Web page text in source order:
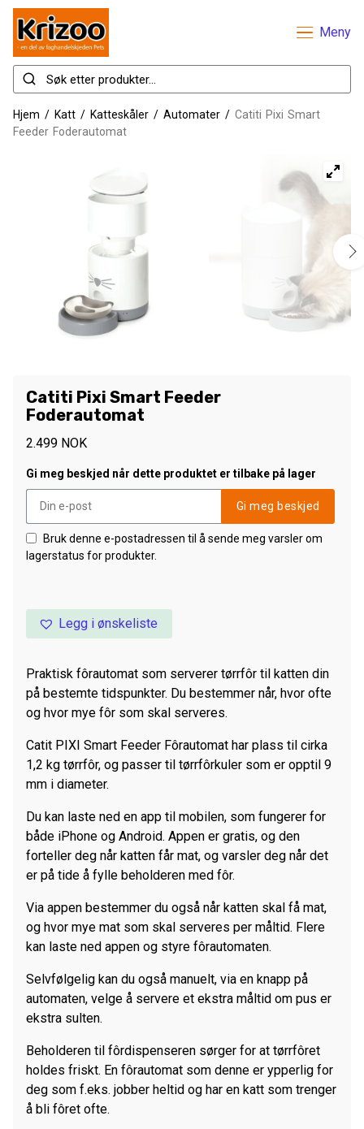
Meny
Hjem / Katt / Katteskåler / Automater / Catiti Pixi Smart
Feeder Foderautomat
Catiti Pixi Smart Feeder
Foderautomat
2.499 NOK
Gi meg beskjed når dette produktet er tilbake på lager
Gi meg beskjed
Bruk denne e-postadressen til å sende meg varsler om
lagerstatus for produkter.
Legg i ønskeliste
Praktisk fôrautomat som serverer tørrfôr til katten din
på bestemte tidspunkter. Du bestemmer når, hvor ofte
og hvor mye fôr som skal serveres.
Catit PIXI Smart Feeder Fôrautomat har plass til cirka
1,2 kg tørrfôr, og passer til tørrfôrkuler som er opptil 9
mm i diameter.
Du kan laste ned en app til mobilen, som fungerer for
både iPhone og Android. Appen er gratis, og den
forteller deg når katten får mat, og varsler deg når det
er på tide å fylle beholderen med fôr.
Via appen bestemmer du også når katten skal få mat,
og hvor mye mat som skal serveres per måltid. Flere
kan laste ned appen og styre fôrautomaten.
Selvfølgelig kan du også manuelt, via en knapp på
automaten, velge å servere et ekstra måltid om pus er
ekstra sulten.
Beholderen til fôrdispenseren sørger for at tørrfôret
holdes friskt. En fôrautomat som denne er ypperlig for
deg som f.eks. jobber heltid og har en katt som trenger
å bli fôret ofte.